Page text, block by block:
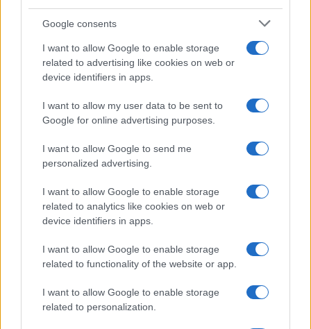
Google consents
I want to allow Google to enable storage
related to advertising like cookies on web or
device identifiers in apps.
I want to allow my user data to be sent to
Google for online advertising purposes.
I want to allow Google to send me
personalized advertising.
I want to allow Google to enable storage
related to analytics like cookies on web or
device identifiers in apps.
I want to allow Google to enable storage
related to functionality of the website or app.
I want to allow Google to enable storage
related to personalization.
Continua a leggere
PEOPLE